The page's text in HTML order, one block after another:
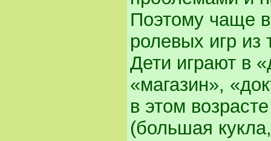
Поэтому чаще
ролевых игр из
Дети играют в
«магазин»,
в этом
(большая